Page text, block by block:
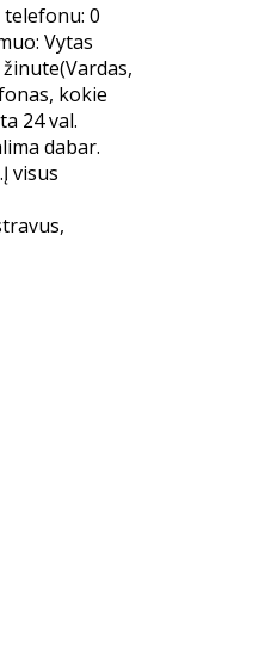
0
Vytas
kokie
24 val.
dabar.
visus